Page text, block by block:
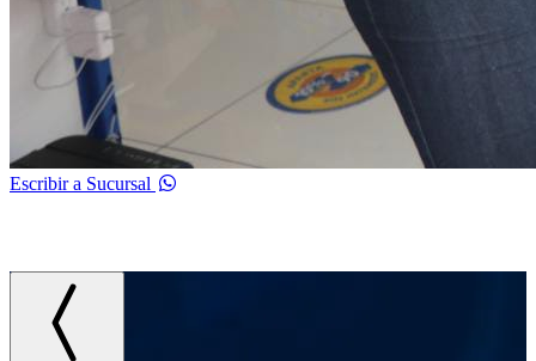
Escribir a Sucursal